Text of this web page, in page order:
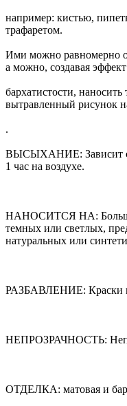
например: кистью,
трафаретом.
Ими можно равномерно
а можно, создавая эффект
бархатистости,
вытравленный рисунок
.
ВЫСЫХАНИЕ: Зависит от
1 час на воздухе.
НАНОСИТСЯ НА:
темных или светлых,
натуральных или
РАЗБАВЛЕНИЕ: Краски
НЕПРОЗРАЧНОСТЬ:
ОТДЕЛКА: матовая и